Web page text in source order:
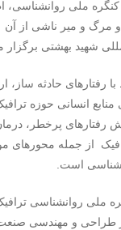
کنگره ملی روانشناسی،
شهید بهشتی
رفتارهای حادثه ساز،
منابع انسانی حوزه
رفتارهای پرخطر،
از جمله محورهای
است.
ملی روانشناسی
طراحی و مهندسی